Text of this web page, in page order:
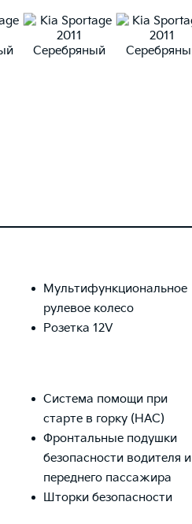
Мультифункциональное
рулевое колесо
Розетка 12V
Система помощи при
старте в горку (HAC)
Фронтальные подушки
безопасности водителя и
переднего пассажира
Шторки безопасности